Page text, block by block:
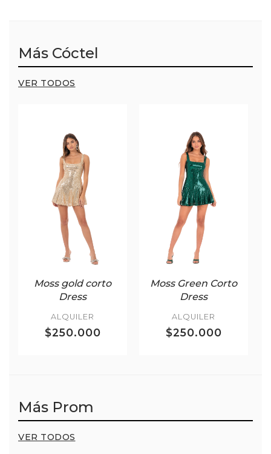
Más Cóctel
VER TODOS
Moss gold corto
Dress
ALQUILER
$250.000
Moss Green Corto
Dress
ALQUILER
$250.000
Más Prom
VER TODOS